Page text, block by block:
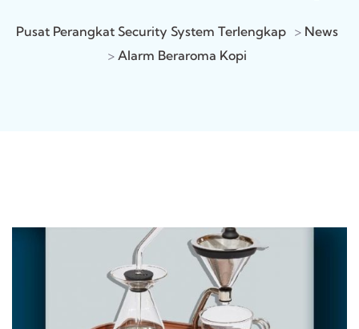
Pusat Perangkat Security System Terlengkap > News
> Alarm Beraroma Kopi